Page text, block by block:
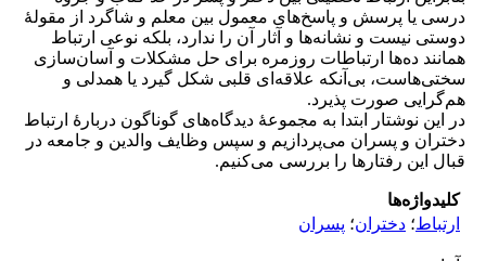
درسی یا پرسش و پاسخ‌های معمول بین معلم و شاگرد از مقولۀ
دوستی نیست و نشانه‌ها و آثار آن را ندارد، بلکه نوعی ارتباط
همانند ده‌ها ارتباطات روزمره براى حل مشکلات و آسان‌سازی
سختی‌هاست، بی‌آنکه علاقه‌ای قلبی شکل گیرد یا همدلی و
هم‌گرایی صورت پذیرد.
در این نوشتار ابتدا به مجموعۀ دیدگاه‌های گوناگون دربارۀ ارتباط
دختران و پسران می‌پردازیم و سپس وظایف والدین و جامعه در
قبال این رفتارها را بررسی می‌کنیم.
کلیدواژه‌ها
ارتباط؛ دختران؛ پسران